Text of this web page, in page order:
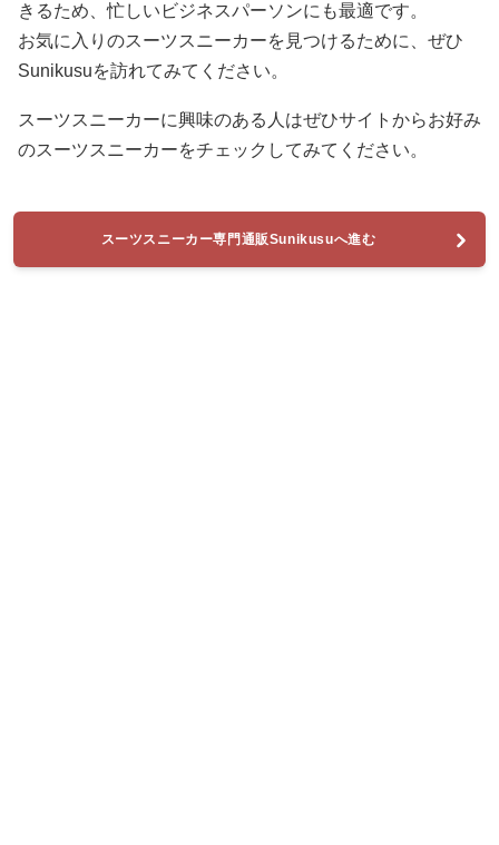
きるため、忙しいビジネスパーソンにも最適です。
お気に入りのスーツスニーカーを見つけるために、ぜひ
Sunikusuを訪れてみてください。
スーツスニーカーに興味のある人はぜひサイトからお好み
のスーツスニーカーをチェックしてみてください。
スーツスニーカー専門通販Sunikusuへ進む